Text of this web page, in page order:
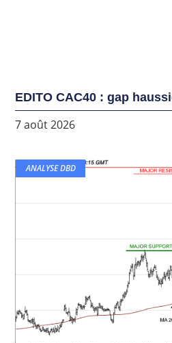
EDITO CAC40 : gap
7 août 2026
ANALYSE DBD